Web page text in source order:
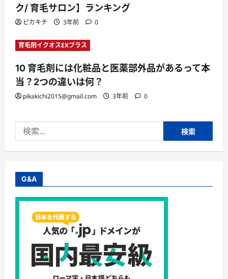
ク/ 育毛サロン】ランキング
ピカキチ 3年前 0
育毛剤イクオスEXプラス
10 育毛剤には化粧品と医薬部外品があるって本
当？2つの違いは何？
pikakichi2015@gmail.com 3年前 0
索:
G&A